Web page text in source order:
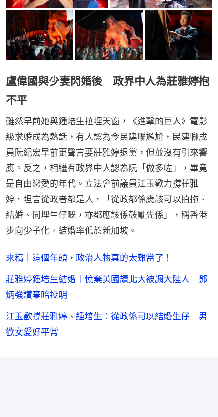
盧偉國與少妻閃婚後 政界中人為莊雅婷抱
不平
雖然早前她與鍾培生拉埋天窗，《進擊的巨人》電影
級求婚成為熱話，有人認為令民建聯尷尬，民建聯成
員阮紀宏早前更聲言要莊雅婷退黨，但並沒有引來響
應。反之，相繼有政界中人認為阮「做多咗」，畢竟
是自由戀愛的年代。立法會前議員江玉歡力撐莊雅
婷，坦言從政者都是人，「從政都係應該可以拍拖、
結婚、同埋生仔嘅，亦都應該係鼓勵先係」，稱香港
步向少子化，結婚率低於新加坡。
來稿｜這個年頭，政治人物真的太難當了！
莊雅婷鍾培生結婚｜憶棄英國讀北大被諷大陸人 鄧
炳強讚棄暗投明
江玉歡撐莊雅婷、鍾培生：從政係可以結婚生仔 男
歡女愛好平常